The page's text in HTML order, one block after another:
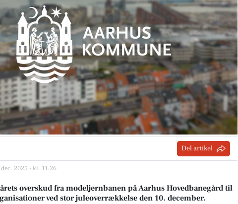
Del artikel
2025 - kl. 11:26
overskud fra modeljernbanen på Aarhus Hovedbanegård til
ved stor juleoverrækkelse den 10. december.